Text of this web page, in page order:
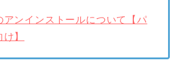
アンインストールについて【パ
】